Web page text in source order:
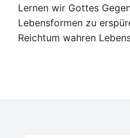
Lernen wir Gottes
Lebensformen zu
Reichtum wahren